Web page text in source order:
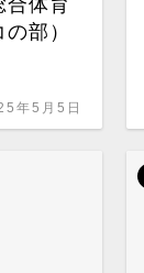
部）
年5月5日